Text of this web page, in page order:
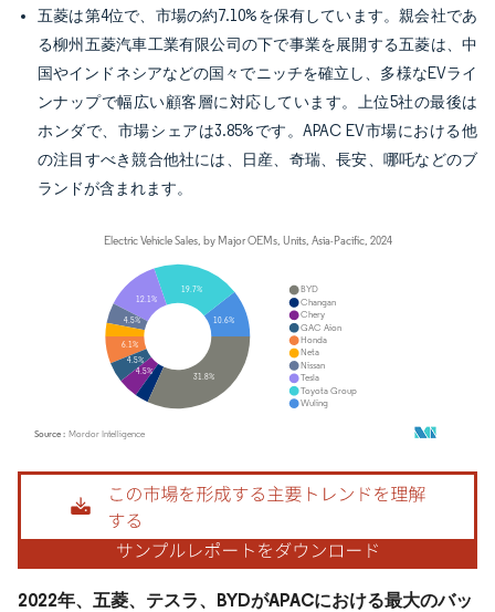
五菱は第4位で、市場の約7.10%を保有しています。親会社であ
る柳州五菱汽車工業有限公司の下で事業を展開する五菱は、中
国やインドネシアなどの国々でニッチを確立し、多様なEVライ
ンナップで幅広い顧客層に対応しています。上位5社の最後は
ホンダで、市場シェアは3.85%です。APAC EV市場における他
の注目すべき競合他社には、日産、奇瑞、長安、哪吒などのブ
ランドが含まれます。
画像 © Mordor Intelligence。再利用にはCC BY 4.0の表示が必要です。
2022年、五菱、テスラ、BYDがAPACにおける最大のバッ